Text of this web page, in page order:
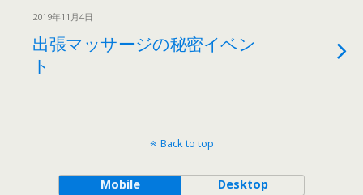
2019年11月4日
出張マッサージの秘密イベン
ト
Back to top
Mobile Desktop